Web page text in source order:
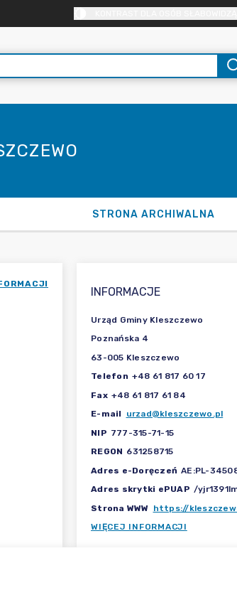
STRONA ARCHIWALNA
INFORMACJE
Urząd Gminy Kleszczewo
Poznańska 4
63-005 Kleszczewo
Telefon +48 61 817 60 17
Fax +48 61 817 61 84
E-mail
urzad@kleszczewo.pl
NIP 777-315-71-15
REGON 631258715
Adres e-Doręczeń AE:PL-
Adres skrytki ePUAP /
Strona WWW https://
WIĘCEJ INFORMACJI